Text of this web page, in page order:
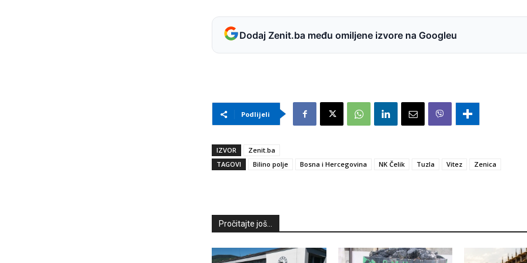
Dodaj Zenit.ba među omiljene izvore na Googleu
Podlijeli
IZVOR
Zenit.ba
TAGOVI
Bilino polje Bosna i Hercegovina NK Čelik Tuzla Vitez Zenica
Pročitajte još...